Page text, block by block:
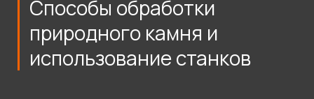
Способы обработки
природного камня и
использование станков